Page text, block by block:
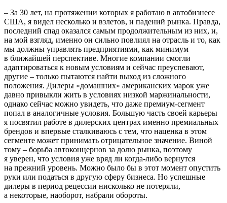
– За 30 лет, на протяжении которых я работаю в автобизнесе
США, я видел несколько и взлетов, и падений рынка. Правда,
последний спад оказался самым продолжительным из них, и,
на мой взгляд, именно он сильно повлиял на отрасль и то, как
мы должны управлять предприятиями, как минимум
в ближайшей перспективе. Многие компании смогли
адаптироваться к новым условиям и сейчас преуспевают,
другие – только пытаются найти выход из сложного
положения. Дилеры «домашних» американских марок уже
давно привыкли жить в условиях низкой маржинальности,
однако сейчас можно увидеть, что даже премиум-сегмент
попал в аналогичные условия. Большую часть своей карьеры
я посвятил работе в дилерских центрах именно премиальных
брендов и впервые сталкиваюсь с тем, что наценка в этом
сегменте может принимать отрицательное значение. Виной
тому – борьба автоконцернов за долю рынка, поэтому
я уверен, что условия уже вряд ли когда-либо вернутся
на прежний уровень. Можно было бы в этот момент опустить
руки или податься в другую сферу бизнеса. Но успешные
дилеры в период рецессии нисколько не потеряли,
а некоторые, наоборот, набрали обороты.